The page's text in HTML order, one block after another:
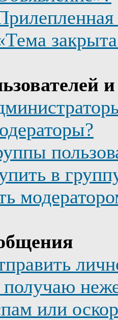
в
или